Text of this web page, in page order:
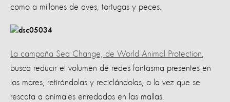
como a millones de aves, tortugas y peces.
La campaña Sea Change, de World Animal Protection
busca reducir el volumen de redes fantasma presentes en
los mares, retirándolas y reciclándolas, a la vez que se
rescata a animales enredados en las mallas.